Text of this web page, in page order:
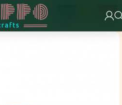
Fabricat în România